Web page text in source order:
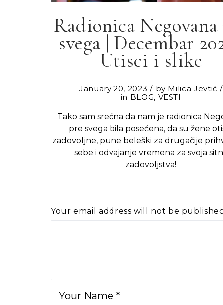
Radionica Negovana
svega | Decembar
Utisci i slike
January 20, 2023 by Milica Jevtić
in BLOG, VESTI
Tako sam srećna da nam je radionica
pre svega bila posećena, da su žene
zadovoljne, pune beleški za drugačije
sebe i odvajanje vremena za svoja
zadovoljstva!
Your email address will not be